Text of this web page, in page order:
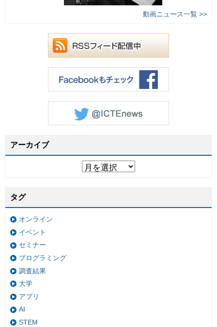
動画ニュース一覧 >>
アーカイブ
タグ
オンライン
イベント
セミナー
プログラミング
調査結果
大学
アプリ
AI
STEM